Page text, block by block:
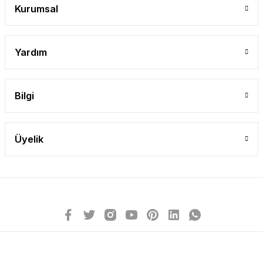
Kurumsal
Yardım
Bilgi
Üyelik